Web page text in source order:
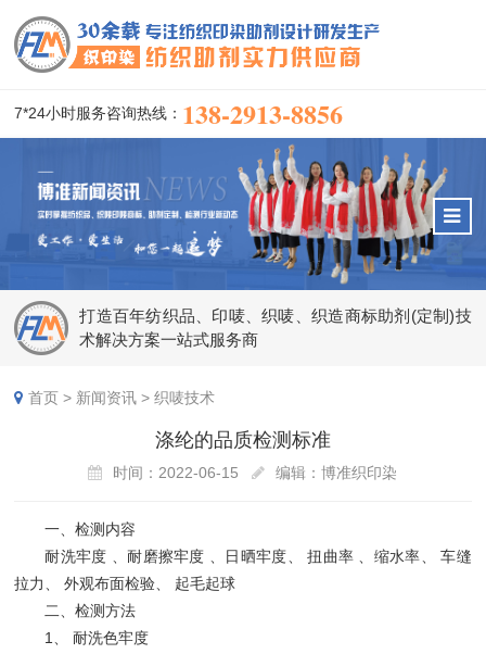
7*24小时服务咨询热线： 138-2913-8856
打造百年纺织品、印唛、织唛、织造商标助剂(定制)技
术解决方案一站式服务商
首页 > 新闻资讯 >织唛技术
涤纶的品质检测标准
时间：2022-06-15 编辑：博准织印染
一、检测内容
耐洗牢度 、耐磨擦牢度 、日晒牢度、 扭曲率 、缩水率、 车缝
拉力、 外观布面检验、 起毛起球
二、检测方法
1、 耐洗色牢度